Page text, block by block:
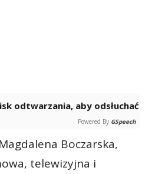
Powered By GSpeech
Boczarska,
telewizyjna i